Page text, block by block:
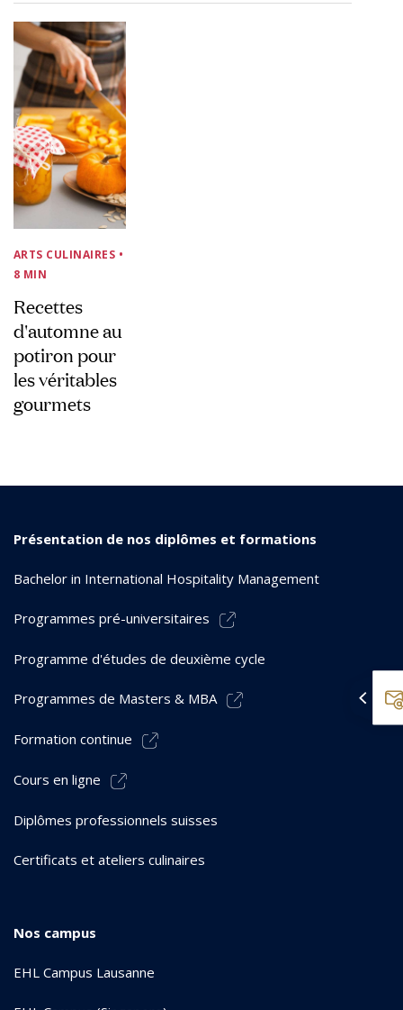
ARTS CULINAIRES •
8 MIN
Recettes
d'automne au
potiron pour
les véritables
gourmets
Présentation de nos diplômes et formations
Bachelor in International Hospitality Management
Programmes pré-universitaires
Programme d'études de deuxième cycle
Programmes de Masters & MBA
Formation continue
Cours en ligne
Diplômes professionnels suisses
Certificats et ateliers culinaires
Nos campus
EHL Campus Lausanne